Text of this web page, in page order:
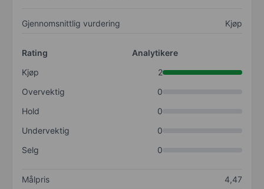
Gjennomsnittlig vurdering Kjøp
Rating
Analytikere
Kjøp
2
Overvektig
0
Hold
0
Undervektig
0
Selg
0
Målpris
4,47